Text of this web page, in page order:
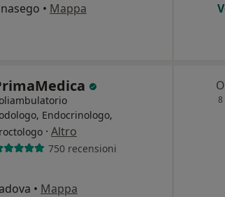
• Mappa
Endocrinologo,
· Altro
750 recensioni
• Mappa
8